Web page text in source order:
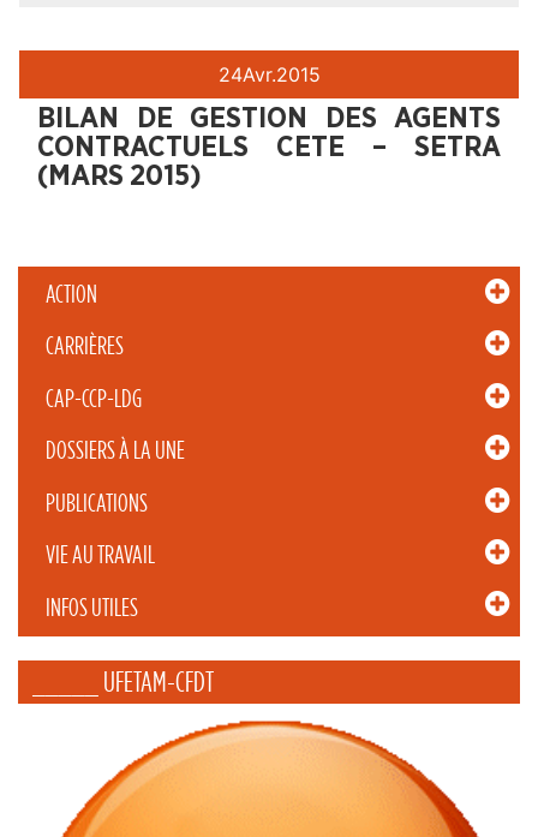
ACTION
CARRIÈRES
CAP-CCP-LDG
DOSSIERS À LA UNE
PUBLICATIONS
VIE AU TRAVAIL
INFOS UTILES
_____ UFETAM-CFDT
24Avr.2015
BILAN DE GESTION DES AGENTS
CONTRACTUELS CETE – SETRA
(MARS 2015)